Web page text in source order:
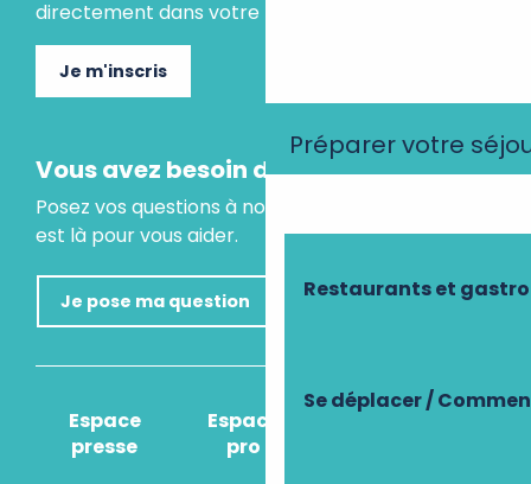
Préparer votre
Restaurants et
Se déplacer /
directement dans votre boite mail.
Je m'inscris
Vous avez besoin d'un conseil ?
Posez vos questions à notre assistant virtuel, il
est là pour vous aider.
Je pose ma question
Espace
presse
Espace
pro
Comment venir